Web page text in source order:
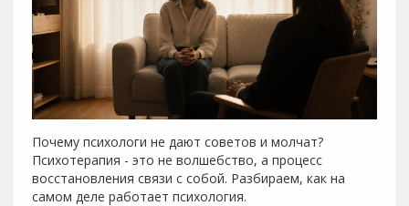
Почему психологи не дают советов и молчат?
Психотерапия - это не волшебство, а процесс
восстановления связи с собой. Разбираем, как на
самом деле работает психология.